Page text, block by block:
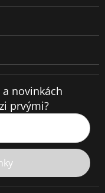
novinkách
prvými?